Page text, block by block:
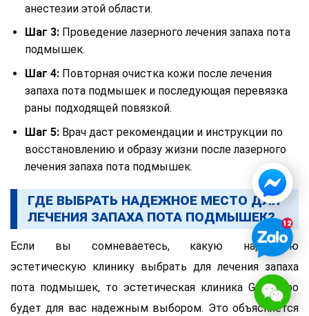
анестезии этой области.
Шаг 3:Проведение лазерного лечения запаха пота
подмышек.
Шаг 4:Повторная очистка кожи после лечения
запаха пота подмышек и последующая перевязка
раны подходящей повязкой.
Шаг 5:Врач даст рекомендации и инструкции по
восстановлению и образу жизни после лазерного
лечения запаха пота подмышек.
ГДЕ ВЫБРАТЬ НАДЕЖНОЕ МЕСТО ДЛЯ
ЛЕЧЕНИЯ ЗАПАХА ПОТА ПОДМЫШЕК?
Если вы сомневаетесь, какую надежную
эстетическую клинику выбрать для лечения запаха
пота подмышек, то эстетическая клиника Gangwhoo
будет для вас надежным выбором. Это объясняется